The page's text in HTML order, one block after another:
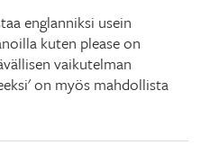
englanniksi usein
kuten please on
vaikutelman
on myös mahdollista